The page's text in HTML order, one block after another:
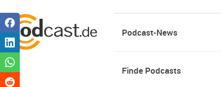
Podcast-News
Finde Podcasts